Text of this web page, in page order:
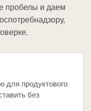
пробелы и даем
для продуктового
без